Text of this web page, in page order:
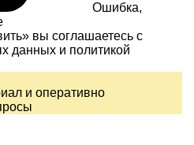
Ошибка,
вы соглашаетесь с
данных и политикой
и оперативно